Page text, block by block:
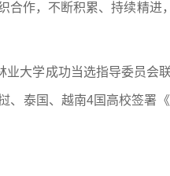
作，不断积累、持续精
大学成功当选指导委员会
、泰国、越南4国高校签署